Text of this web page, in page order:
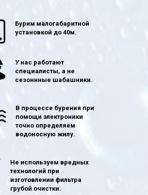
Бурим малогабаритной
установкой до 40м.
У нас работают
специалисты, а не
сезоннные шабашники.
В процессе бурения при
помощи электроники
точно определяем
водоносную жилу.
Не используем вредных
технологий при
изготовлении фильтра
грубой очистки.